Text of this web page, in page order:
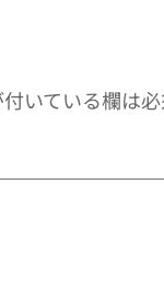
付いている欄は